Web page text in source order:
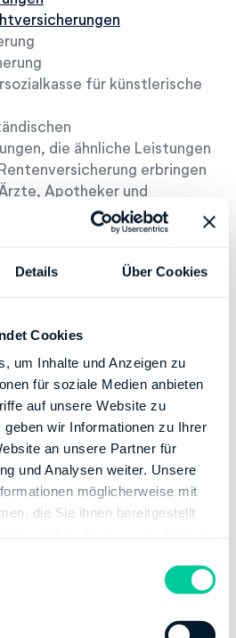
Details Über Cookies
Cookies
um Inhalte und Anzeigen zu
für soziale Medien anbieten
auf unsere Website zu
wir Informationen zu Ihrer
an unsere Partner für
und Analysen weiter. Unsere
möglicherweise mit
die Sie ihnen bereitgestellt
für künstlerische
die ähnliche Leistungen
erbringen
Apotheker und
Einrichtungen)
dievor 2005
und eine Vertragslaufzeit von
werden.
decken gleichzeitig
Risiken ab, zum Beispiel
dort oft als ein Bestandteil
werden in der
auf Werbungskosten
aufgeteilt. Auch bei einer
berufliche und private
Versicherung